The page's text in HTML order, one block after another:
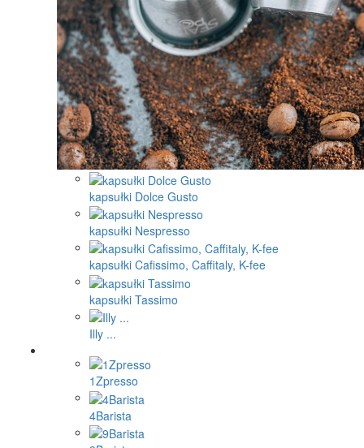
kapsułki Dolce Gusto
kapsułki Nespresso
kapsułki Cafissimo, Caffitaly, K-fee
kapsułki Tassimo
Illy ...
1Zpresso
4Barista